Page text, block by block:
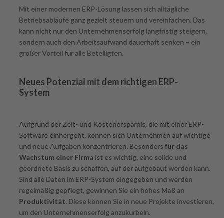
Mit einer modernen ERP-Lösung lassen sich alltägliche
Betriebsabläufe ganz gezielt steuern und vereinfachen. Das
kann nicht nur den Unternehmenserfolg langfristig steigern,
sondern auch den Arbeitsaufwand dauerhaft senken – ein
großer Vorteil für alle Beteiligten.
Neues Potenzial mit dem richtigen ERP-
System
Aufgrund der Zeit- und Kostenersparnis, die mit einer ERP-
Software einhergeht, können sich Unternehmen auf wichtige
und neue Aufgaben konzentrieren. Besonders für das
Wachstum einer Firma ist es wichtig, eine solide und
geordnete Basis zu schaffen, auf der aufgebaut werden kann.
Sind alle Daten im ERP-System eingegeben und werden
regelmäßig gepflegt, gewinnen Sie ein hohes Maß an
Produktivität. Diese können Sie in neue Projekte investieren,
um den Unternehmenserfolg anzukurbeln.